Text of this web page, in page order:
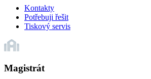
Kontakty
Potřebuji řešit
Tiskový servis
Magistrát